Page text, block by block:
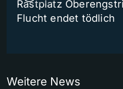
Rastplatz
Flucht endet tödlich
Weitere News